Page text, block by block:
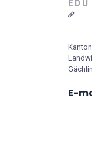
EDU
E-